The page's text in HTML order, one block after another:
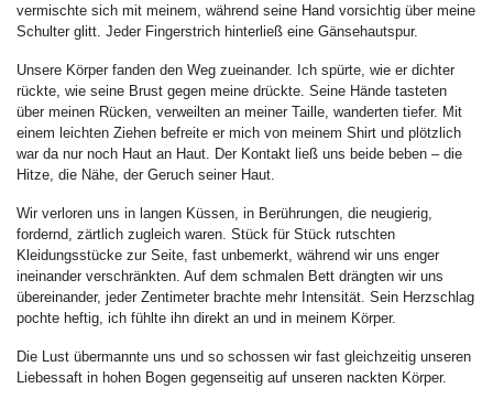
vermischte sich mit meinem, während seine Hand vorsichtig über meine
Schulter glitt. Jeder Fingerstrich hinterließ eine Gänsehautspur.
Unsere Körper fanden den Weg zueinander. Ich spürte, wie er dichter
rückte, wie seine Brust gegen meine drückte. Seine Hände tasteten
über meinen Rücken, verweilten an meiner Taille, wanderten tiefer. Mit
einem leichten Ziehen befreite er mich von meinem Shirt und plötzlich
war da nur noch Haut an Haut. Der Kontakt ließ uns beide beben – die
Hitze, die Nähe, der Geruch seiner Haut.
Wir verloren uns in langen Küssen, in Berührungen, die neugierig,
fordernd, zärtlich zugleich waren. Stück für Stück rutschten
Kleidungsstücke zur Seite, fast unbemerkt, während wir uns enger
ineinander verschränkten. Auf dem schmalen Bett drängten wir uns
übereinander, jeder Zentimeter brachte mehr Intensität. Sein Herzschlag
pochte heftig, ich fühlte ihn direkt an und in meinem Körper.
Die Lust übermannte uns und so schossen wir fast gleichzeitig unseren
Liebessaft in hohen Bogen gegenseitig auf unseren nackten Körper.